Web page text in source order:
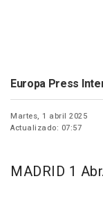
Europa Press
Martes, 1 abril 2025
Actualizado: 07:57
MADRID 1